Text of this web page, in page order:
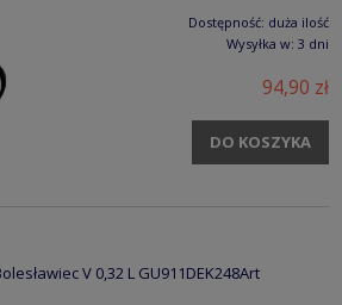
Dostępność: duża ilość
Wysyłka w: 3 dni
94,90 zł
DO KOSZYKA
V 0,32 L GU911DEK248Art